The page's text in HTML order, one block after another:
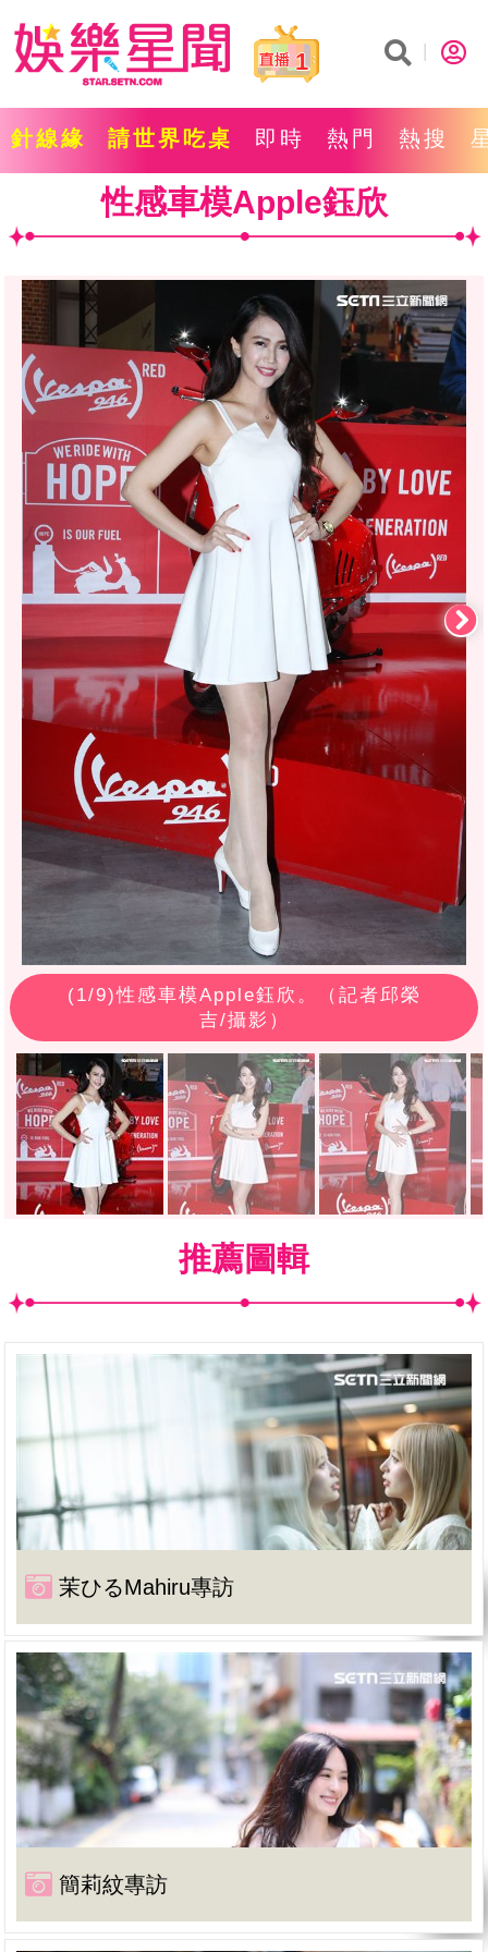
1
針線緣 請世界吃桌 即時 熱門 熱搜
性感車模Apple鈺欣
(1/9)性感車模Apple鈺欣。（記者邱榮
吉/攝影）
推薦圖輯
茉ひるMahiru專訪
簡莉紋專訪